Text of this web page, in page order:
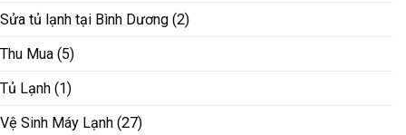
Sửa tủ lạnh tại Bình Dương (2)
Thu Mua (5)
Tủ Lạnh (1)
Vệ Sinh Máy Lạnh (27)